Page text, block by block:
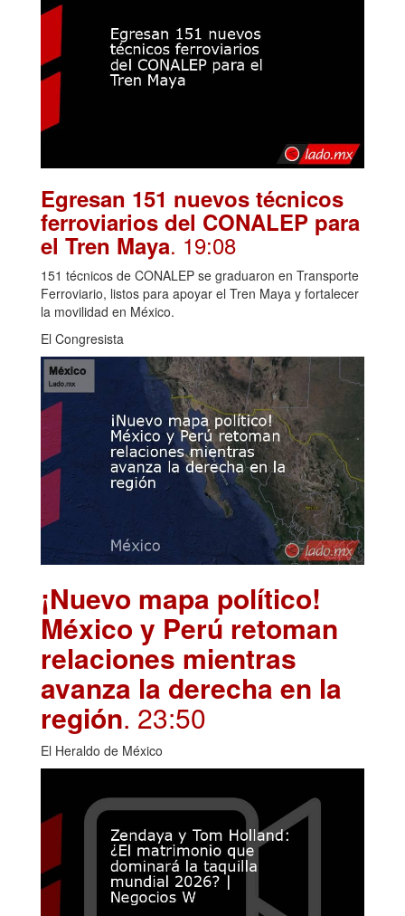
Egresan 151 nuevos técnicos
ferroviarios del CONALEP para
el Tren Maya. 19:08
151 técnicos de CONALEP se graduaron en Transporte
Ferroviario, listos para apoyar el Tren Maya y fortalecer
la movilidad en México.
El Congresista
¡Nuevo mapa político!
México y Perú retoman
relaciones mientras
avanza la derecha en la
región. 23:50
El Heraldo de México